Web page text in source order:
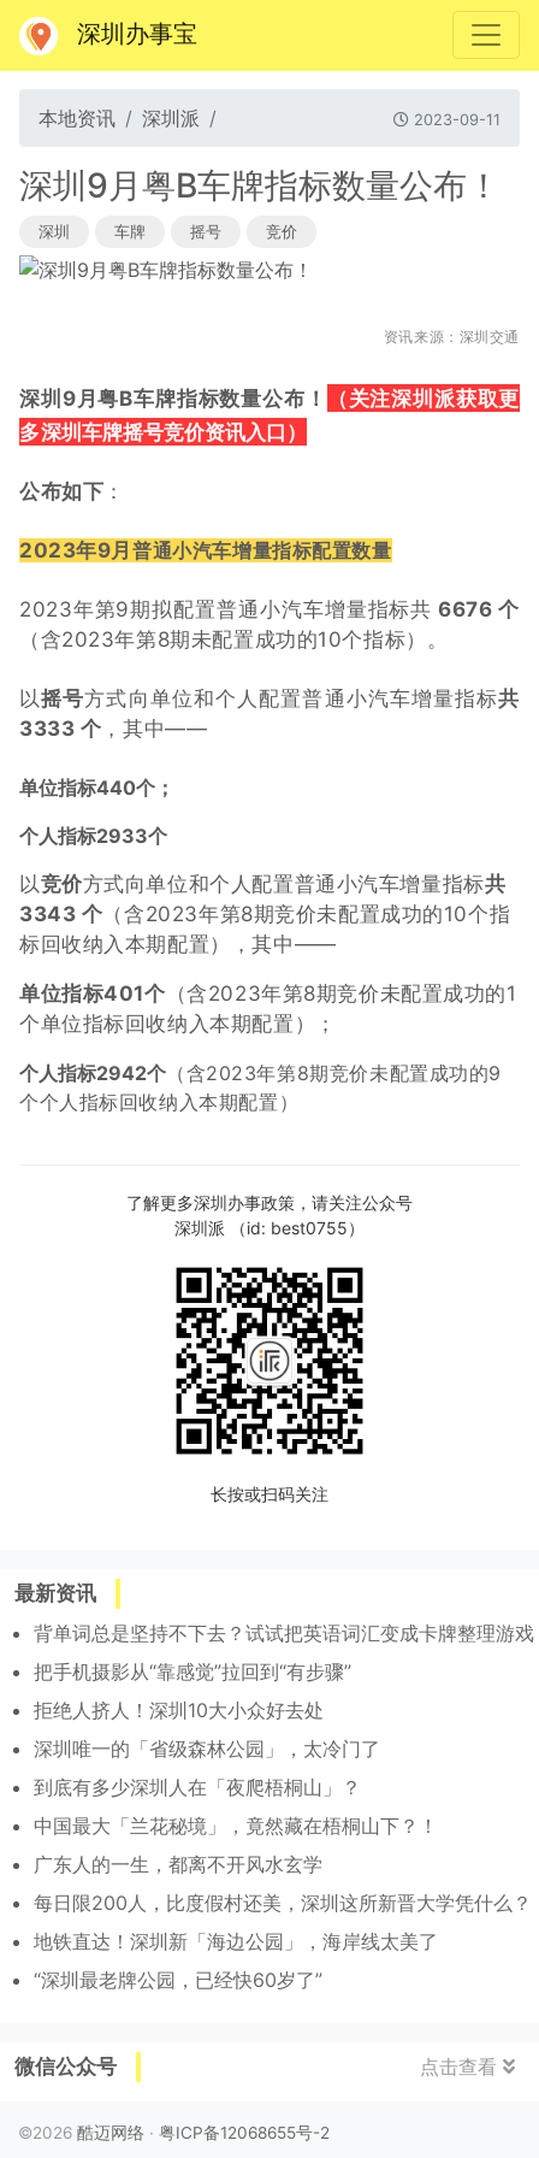
深圳办事宝
本地资讯 深圳派 2023-09-11
深圳9月粤B车牌指标数量公布！
深圳 车牌 摇号 竞价
资讯来源：深圳交通
深圳9月粤B车牌指标数量公布！
（关注深圳派获取更
多深圳车牌摇号竞价资讯入口 ）
公布如下 ：
2023年9月普通小汽车增量指标配置数量
2023年第9期拟配置普通小汽车增量指标共 6676 个
（含2023年第8期未配置成功的10个指标）。
以摇号方式向单位和个人配置普通小汽车增量指标共
3333 个 ，其中——
单位指标440个；
个人指标2933个
以竞价方式向单位和个人配置普通小汽车增量指标共
3343 个 （含2023年第8期竞价未配置成功的10个指
标回收纳入本期配置），其中——
单位指标401个 （含2023年第8期竞价未配置成功的1
个单位指标回收纳入本期配置）；
个人指标2942个 （含2023年第8期竞价未配置成功的9
个个人指标回收纳入本期配置）
了解更多深圳办事政策，请关注公众号
深圳派 （id: best0755）
长按或扫码关注
最新资讯
背单词总是坚持不下去？试试把英语词汇变成卡牌整理游戏
把手机摄影从“靠感觉”拉回到“有步骤”
拒绝人挤人！深圳10大小众好去处
深圳唯一的「省级森林公园」，太冷门了
到底有多少深圳人在「夜爬梧桐山」？
中国最大「兰花秘境」，竟然藏在梧桐山下？！
广东人的一生，都离不开风水玄学
每日限200人，比度假村还美，深圳这所新晋大学凭什么？
地铁直达！深圳新「海边公园」，海岸线太美了
“深圳最老牌公园，已经快60岁了”
微信公众号 点击查看
©2026 酷迈网络 · 粤ICP备12068655号-2